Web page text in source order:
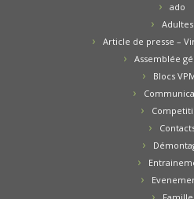
ado
Adultes
Article de presse –
Assemblée
Blocs